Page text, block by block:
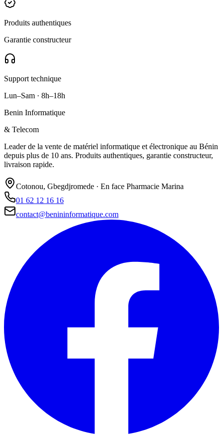
Produits authentiques
Garantie constructeur
Support technique
Lun–Sam · 8h–18h
Benin Informatique
& Telecom
Leader de la vente de matériel informatique et électronique au Bénin
depuis plus de 10 ans. Produits authentiques, garantie constructeur,
livraison rapide.
Cotonou, Gbegdjromede · En face Pharmacie Marina
01 62 12 16 16
contact@benininformatique.com